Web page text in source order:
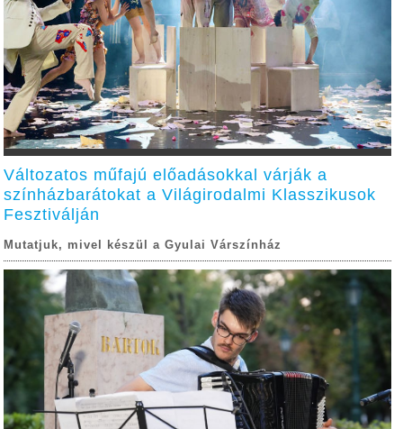
Változatos műfajú előadásokkal várják a
színházbarátokat a Világirodalmi Klasszikusok
Fesztiválján
Mutatjuk, mivel készül a Gyulai Várszínház